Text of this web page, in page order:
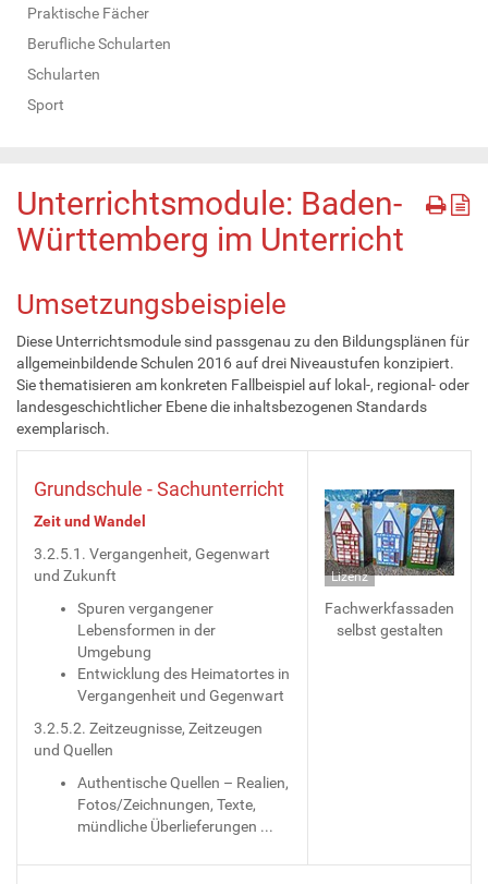
Praktische Fächer
Berufliche Schularten
Schularten
Sport
Unterrichtsmodule: Baden-
Württemberg im Unterricht
Umsetzungsbeispiele
Diese Unterrichtsmodule sind passgenau zu den Bildungsplänen für
allgemeinbildende Schulen 2016 auf drei Niveaustufen konzipiert.
Sie thematisieren am konkreten Fallbeispiel auf lokal-, regional- oder
landesgeschichtlicher Ebene die inhaltsbezogenen Standards
exemplarisch.
Grundschule - Sachunterricht
Zeit und Wandel
3.2.5.1. Vergangenheit, Gegenwart
und Zukunft
Spuren vergangener
Lebensformen in der
Umgebung
Entwicklung des Heimatortes in
Vergangenheit und Gegenwart
3.2.5.2. Zeitzeugnisse, Zeitzeugen
und Quellen
Authentische Quellen – Realien,
Fotos/Zeichnungen, Texte,
mündliche Überlieferungen ...
Lizenz
Fachwerkfassaden
selbst gestalten